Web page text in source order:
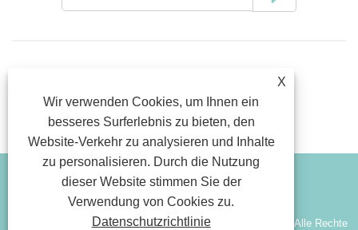
X
Wir verwenden Cookies, um Ihnen ein
besseres Surferlebnis zu bieten, den
Website-Verkehr zu analysieren und Inhalte
zu personalisieren. Durch die Nutzung
dieser Website stimmen Sie der
Verwendung von Cookies zu.
Datenschutzrichtlinie
Link Sitemap RSS Xml Datenschutzrichtlinie
Copyright © 2026 Xinjiang Wenxing Potato Industry Co., Ltd. Alle Rechte